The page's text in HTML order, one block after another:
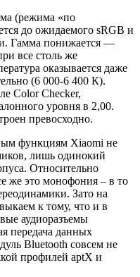
(режима «по
до ожидаемого sRGB и
Гамма понижается —
все столь же
оказывается даже
(6 000-6 400 К).
Color Checker,
уровня в 2,00.
превосходно.
функциям Xiaomi не
лишь одинокий
Относительно
же это монофония – в то
Зато на
к тому, что и в
аудиоразъемы
передача данных
Bluetooth совсем не
профилей aptX и